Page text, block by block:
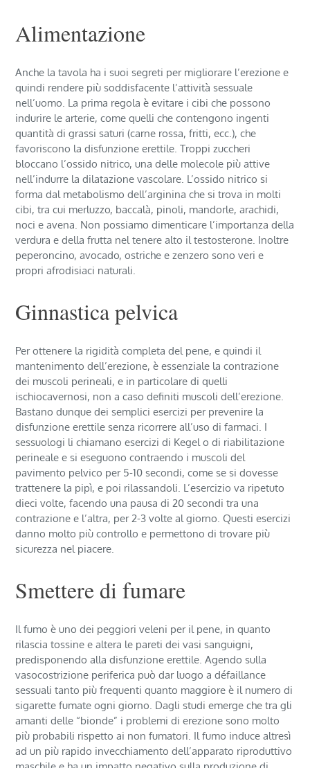
Alimentazione
Anche la tavola ha i suoi segreti per migliorare l’erezione e
quindi rendere più soddisfacente l’attività sessuale
nell’uomo. La prima regola è evitare i cibi che possono
indurire le arterie, come quelli che contengono ingenti
quantità di grassi saturi (carne rossa, fritti, ecc.), che
favoriscono la disfunzione erettile. Troppi zuccheri
bloccano l’ossido nitrico, una delle molecole più attive
nell’indurre la dilatazione vascolare. L’ossido nitrico si
forma dal metabolismo dell’arginina che si trova in molti
cibi, tra cui merluzzo, baccalà, pinoli, mandorle, arachidi,
noci e avena. Non possiamo dimenticare l’importanza della
verdura e della frutta nel tenere alto il testosterone. Inoltre
peperoncino, avocado, ostriche e zenzero sono veri e
propri afrodisiaci naturali.
Ginnastica pelvica
Per ottenere la rigidità completa del pene, e quindi il
mantenimento dell’erezione, è essenziale la contrazione
dei muscoli perineali, e in particolare di quelli
ischiocavernosi, non a caso definiti muscoli dell’erezione.
Bastano dunque dei semplici esercizi per prevenire la
disfunzione erettile senza ricorrere all’uso di farmaci. I
sessuologi li chiamano esercizi di Kegel o di riabilitazione
perineale e si eseguono contraendo i muscoli del
pavimento pelvico per 5-10 secondi, come se si dovesse
trattenere la pipì, e poi rilassandoli. L’esercizio va ripetuto
dieci volte, facendo una pausa di 20 secondi tra una
contrazione e l’altra, per 2-3 volte al giorno. Questi esercizi
danno molto più controllo e permettono di trovare più
sicurezza nel piacere.
Smettere di fumare
Il fumo è uno dei peggiori veleni per il pene, in quanto
rilascia tossine e altera le pareti dei vasi sanguigni,
predisponendo alla disfunzione erettile. Agendo sulla
vasocostrizione periferica può dar luogo a défaillance
sessuali tanto più frequenti quanto maggiore è il numero di
sigarette fumate ogni giorno. Dagli studi emerge che tra gli
amanti delle “bionde” i problemi di erezione sono molto
più probabili rispetto ai non fumatori. Il fumo induce altresì
ad un più rapido invecchiamento dell’apparato riproduttivo